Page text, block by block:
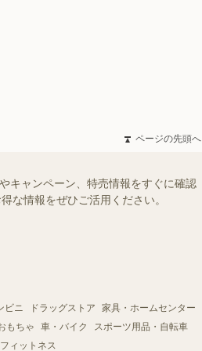
ページの先頭へ
キャンペーン、特売情報をすぐに確認
な情報をぜひご活用ください。
ビニ ドラッグストア
家具・ホームセンター
もちゃ
車・バイク
スポーツ用品・自転車
ィットネス